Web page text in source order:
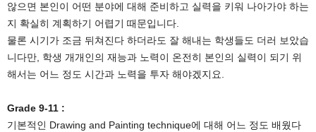
않으면 본인이 어떤 분야에 대해 준비하고 실력을 키워 나아가야 하는
지 확실히 계획하기 어렵기 때문입니다.
물론 시기가 조금 뒤쳐진다 하더라도 잘 해내는 학생들도 더러 보았습
니다만, 학생 개개인의 재능과 노력이 온전히 본인의 실력이 되기 위
해서는 어느 정도 시간과 노력을 투자 해야겠지요.
Grade 9-11 :
기본적인 Drawing and Painting technique에 대해 어느 정도 배웠다